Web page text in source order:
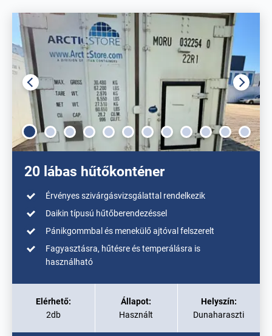
20 lábas hűtőkonténer
Érvényes szivárgásvizsgálattal rendelkezik
Daikin típusú hűtőberendezéssel
Pánikgommbal és menekülő ajtóval felszerelt
Fagyasztásra, hűtésre és temperálásra is
használható
Elérhető:
2db
Állapot:
Használt
Helyszín:
Dunaharaszti